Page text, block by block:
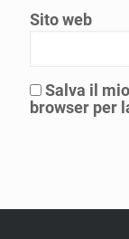
Sito web
Salva il
browser per